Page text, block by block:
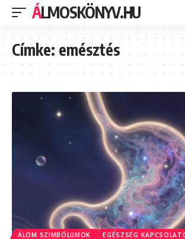
ÁLMOSKÖNYV.HU
Címke:emésztés
ÁLOM SZIMBÓLUMOK EGÉSZSÉG